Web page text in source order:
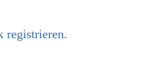
registrieren.